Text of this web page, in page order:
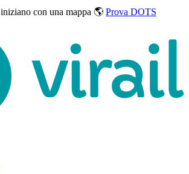
iniziano con una mappa 🌎 Prova DOTS